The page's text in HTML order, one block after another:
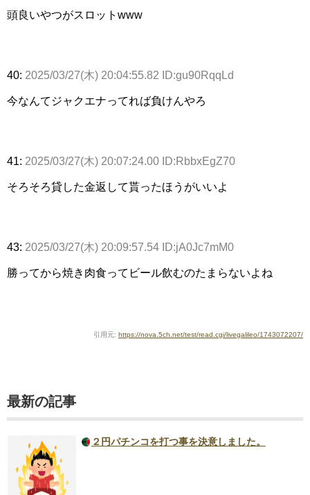
頭良いやつがスロットwww
40: 2025/03/27(木) 20:04:55.82 ID:gu90RqqLd
今なんてジャクエナってれば負けんやろ
41: 2025/03/27(木) 20:07:24.00 ID:RbbxEgZ70
そろそろ貸した金返して貰ったほうがいいよ
43: 2025/03/27(木) 20:09:57.54 ID:jA0Jc7mM0
勝ってから焼き肉食ってビール飲むのたまらないよね
引用元: https://nova.5ch.net/test/read.cgi/livegalileo/1743072207/
最新の記事
２円パチンコを打つ事を決意しました。